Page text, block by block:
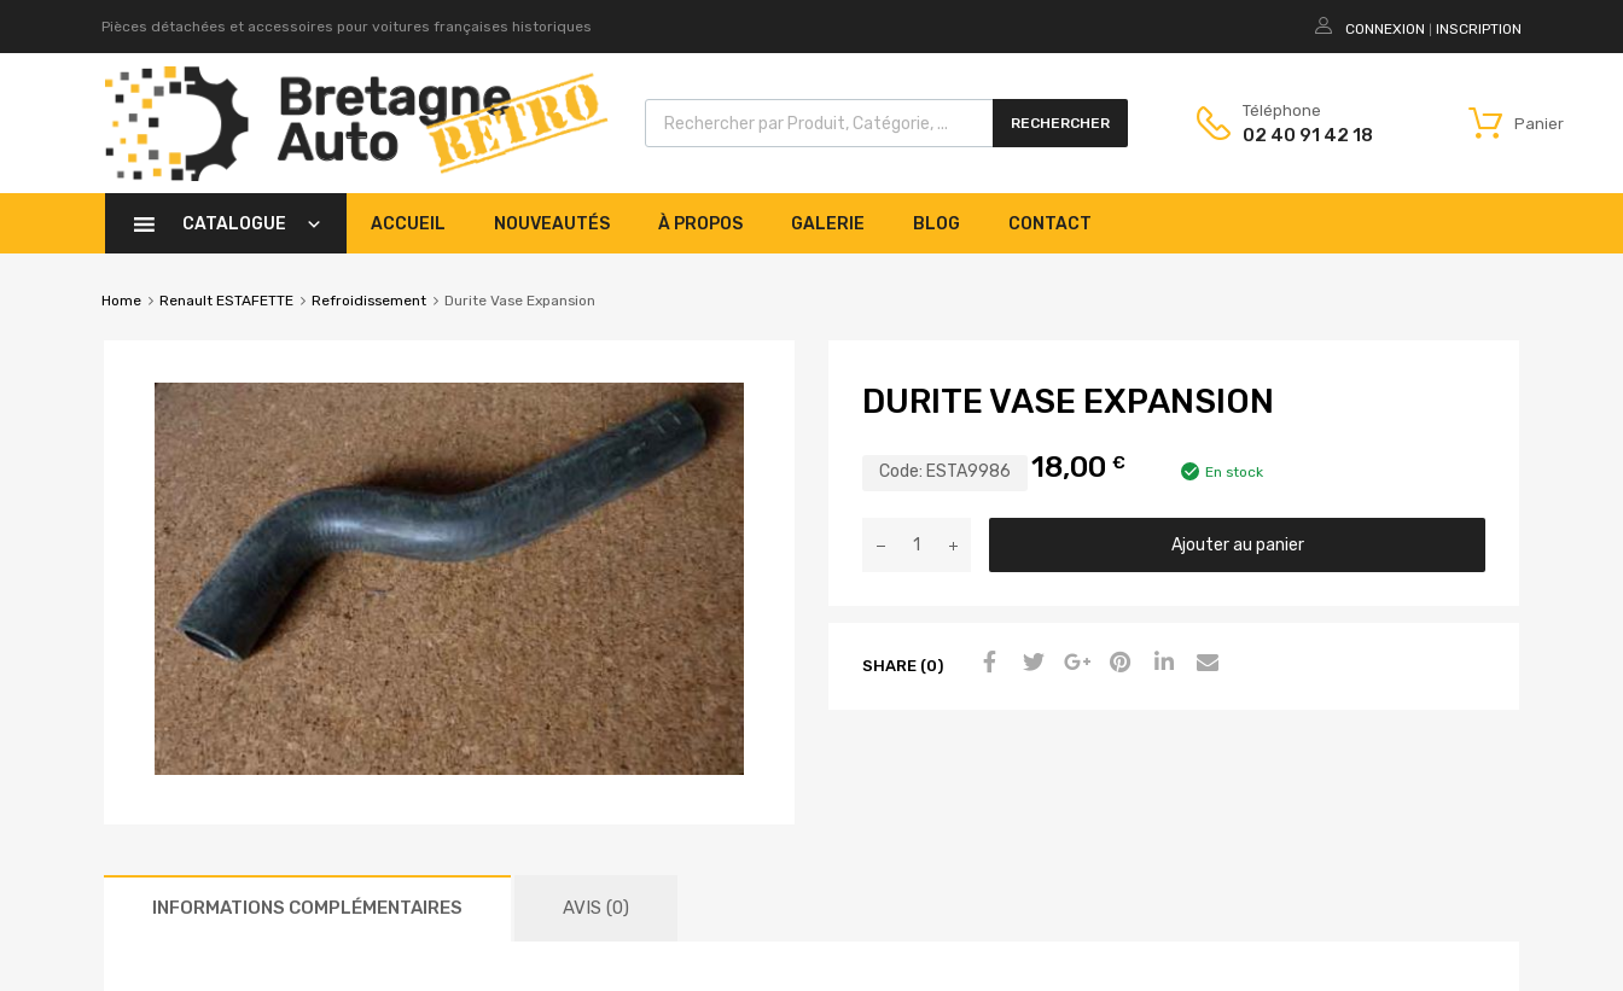
Pièces détachées et accessoires pour voitures françaises historiques CONNEXION INSCRIPTION
RECHERCHER
Téléphone
02 40 91 42 18
Panier
CATALOGUE ACCUEIL NOUVEAUTÉS À PROPOS GALERIE BLOG CONTACT
Home Renault ESTAFETTE Refroidissement Durite Vase Expansion
DURITE VASE EXPANSION
Code: ESTA9986 18,00 € En stock
Ajouter au panier
SHARE (0)
INFORMATIONS COMPLÉMENTAIRES AVIS (0)